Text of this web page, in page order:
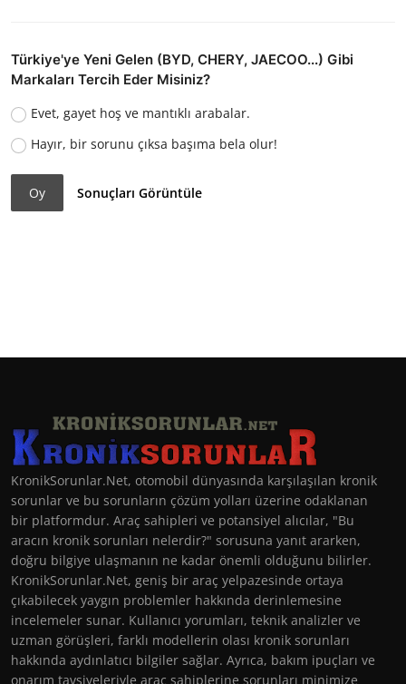
Türkiye'ye Yeni Gelen (BYD, CHERY, JAECOO...) Gibi
Markaları Tercih Eder Misiniz?
Evet, gayet hoş ve mantıklı arabalar.
Hayır, bir sorunu çıksa başıma bela olur!
Oy Sonuçları Görüntüle
KronikSorunlar.Net, otomobil dünyasında karşılaşılan kronik
sorunlar ve bu sorunların çözüm yolları üzerine odaklanan
bir platformdur. Araç sahipleri ve potansiyel alıcılar, "Bu
aracın kronik sorunları nelerdir?" sorusuna yanıt ararken,
doğru bilgiye ulaşmanın ne kadar önemli olduğunu bilirler.
KronikSorunlar.Net, geniş bir araç yelpazesinde ortaya
çıkabilecek yaygın problemler hakkında derinlemesine
incelemeler sunar. Kullanıcı yorumları, teknik analizler ve
uzman görüşleri, farklı modellerin olası kronik sorunları
hakkında aydınlatıcı bilgiler sağlar. Ayrıca, bakım ipuçları ve
onarım tavsiyeleriyle araç sahiplerine sorunları minimize